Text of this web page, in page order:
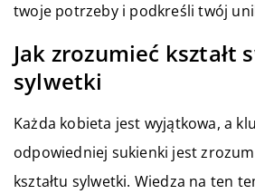
twoje potrzeby i podkreśli twój
Jak zrozumieć kształt
sylwetki
Każda kobieta jest wyjątkowa, a
odpowiedniej sukienki jest
kształtu sylwetki. Wiedza na ten